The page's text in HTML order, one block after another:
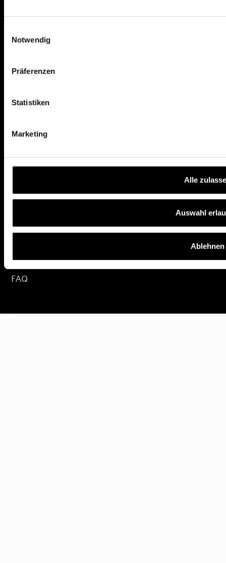
Notwendig
Präferenzen
Statistiken
Marketing
Alle
Auswahl
Ablehnen
AGB
AKTUELLES & WISSEN
Ratgeber
HILFE & KONTAKT
Kontakt
Partnerprogramm
FAQ